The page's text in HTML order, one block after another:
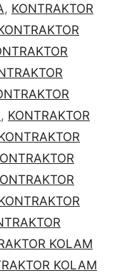
, KONTRAKTOR
, KONTRAKTOR
KOLAM
KOLAM